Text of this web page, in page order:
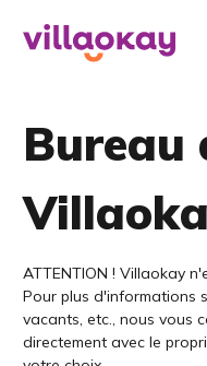
Bureau
ATTENTION ! Villaokay
Pour plus d'informations
vacants, etc., nous vous
directement avec le